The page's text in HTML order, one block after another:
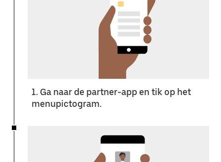
1. Ga naar de partner-app en tik op het
menupictogram.